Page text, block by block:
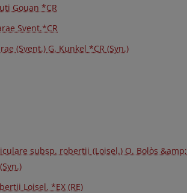
Gouan *CR
Svent.*CR
(Svent.) G. Kunkel *CR (Syn.)
subsp. robertii (Loisel.) O. Bolòs &amp;
Loisel. *EX (RE)